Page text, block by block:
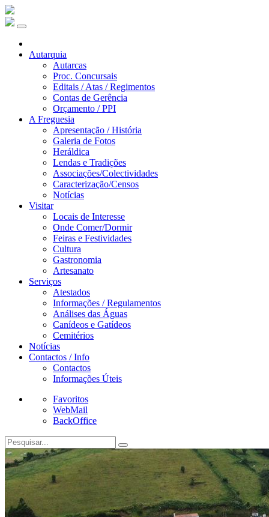
Autarquia
Autarcas
Proc. Concursais
Editais / Atas / Regimentos
Contas de Gerência
Orçamento / PPI
A Freguesia
Apresentação / História
Galeria de Fotos
Heráldica
Lendas e Tradições
Associações/Colectividades
Caracterização/Censos
Notícias
Visitar
Locais de Interesse
Onde Comer/Dormir
Feiras e Festividades
Cultura
Gastronomia
Artesanato
Serviços
Atestados
Informações / Regulamentos
Análises das Águas
Canídeos e Gatídeos
Cemitérios
Notícias
Contactos / Info
Contactos
Informações Úteis
Favoritos
WebMail
BackOffice